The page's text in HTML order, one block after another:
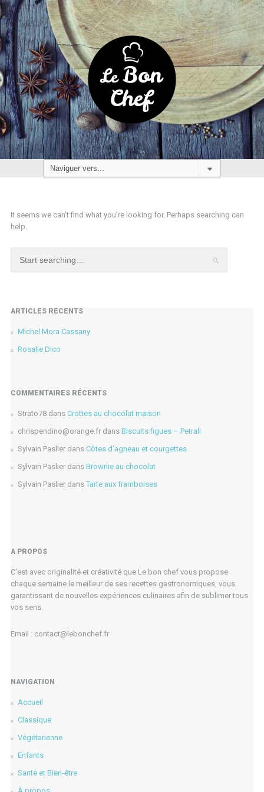
It seems we can’t find what you’re looking for. Perhaps searching can
help.
ARTICLES RÉCENTS
Michel Mora Cassany
Rosalie Dico
COMMENTAIRES RÉCENTS
Strato78dans Crottes au chocolat maison
chrispendino@orange.frdans Biscuits figues – Petrali
Sylvain Paslierdans Côtes d’agneau et courgettes
Sylvain Paslierdans Brownie au chocolat
Sylvain Paslierdans Tarte aux framboises
A PROPOS
C'est avec originalité et créativité que Le bon chef vous propose
chaque semaine le meilleur de ses recettes gastronomiques, vous
garantissant de nouvelles expériences culinaires afin de sublimer tous
vos sens.
Email : contact@lebonchef.fr
NAVIGATION
Accueil
Classique
Végétarienne
Enfants
Santé et Bien-être